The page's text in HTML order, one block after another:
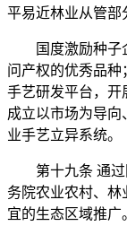
平易近林业从管部
国度激励种子企
问产权的优秀品种
手艺研发平台，开
成立以市场为导向
业手艺立异系统。
第十九条 通过
务院农业农村、
宜的生态区域推广